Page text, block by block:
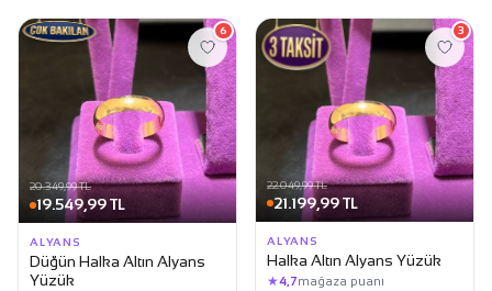
20.349,99 TL
19.549,99 TL
6
ALYANS
Düğün Halka Altın Alyans
Yüzük
22.049,99 TL
21.199,99 TL
3
ALYANS
Halka Altın Alyans Yüzük
★4,7mağaza puanı